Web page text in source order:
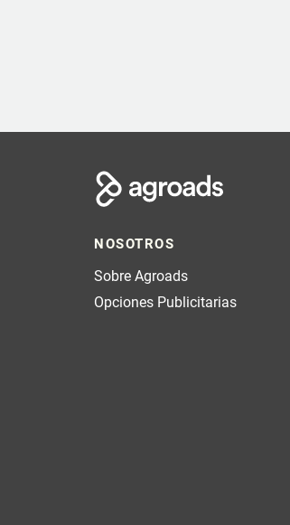
NOSOTROS
Sobre Agroads
Opciones Publicitarias